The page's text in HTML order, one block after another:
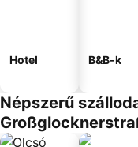
Hotel B&B-k
Népszerű